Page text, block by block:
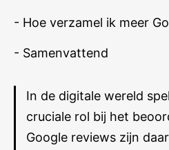
- Hoe verzamel ik meer
- Samenvattend
In de digitale wereld
cruciale rol bij het
Google reviews zijn